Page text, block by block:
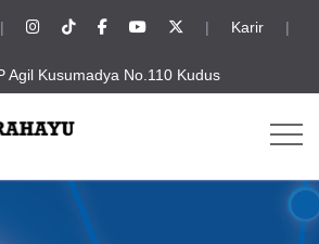
| | Karir |
Agil Kusumadya No.110 Kudus